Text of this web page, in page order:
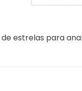
estrelas para